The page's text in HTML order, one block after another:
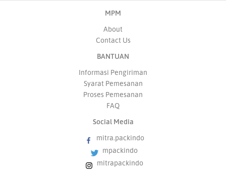
MPM
About
Contact Us
BANTUAN
Informasi Pengiriman
Syarat Pemesanan
Proses Pemesanan
FAQ
Social Media
mitra.packindo
mpackindo
mitrapackindo